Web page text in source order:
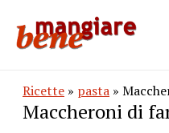
Ricette » pasta »
Maccheroni di